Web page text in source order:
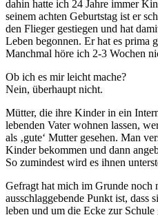
dahin hatte ich 24 Jahre immer
seinem achten Geburtstag ist er
den Flieger gestiegen und hat
Leben begonnen. Er hat es prima
Manchmal höre ich 2-3 Wochen
Ob ich es mir leicht mache?
Nein, überhaupt nicht.
Mütter, die ihre Kinder in ein
lebenden Vater wohnen lassen,
als ‚gute‘ Mutter gesehen. Man
Kinder bekommen und dann
So zumindest wird es ihnen
Gefragt hat mich im Grunde noch
ausschlaggebende Punkt ist, dass
leben und um die Ecke zur Schule